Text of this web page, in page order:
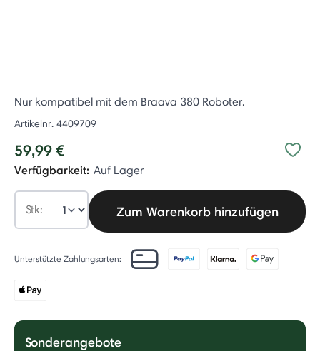
Nur kompatibel mit dem Braava 380 Roboter.
Artikelnr. 4409709
59,99 €
Verfügbarkeit: Auf Lager
Stk: Zum Warenkorb hinzufügen
Unterstützte Zahlungsarten:
Sonderangebote